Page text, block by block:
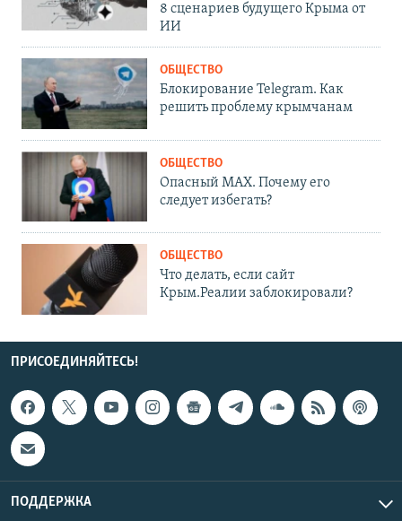
8 сценариев будущего Крыма от
ИИ
ОБЩЕСТВО
Блокирование Telegram. Как
решить проблему крымчанам
ОБЩЕСТВО
Опасный MAX. Почему его
следует избегать?
ОБЩЕСТВО
Что делать, если сайт
Крым.Реалии заблокировали?
ПРИСОЕДИНЯЙТЕСЬ!
ПОДДЕРЖКА